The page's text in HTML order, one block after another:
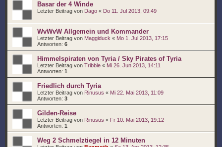
Basar der 4 Winde
Letzter Beitrag von Dago « Do 11. Jul 2013, 09:49
WvWvW Allgemein und Kommander
Letzter Beitrag von Maggiduck « Mo 1. Jul 2013, 17:15
Antworten: 6
Himmelspiraten von Tyria / Sky Pirates of Tyria
Letzter Beitrag von Tribble « Mi 26. Jun 2013, 14:11
Antworten: 1
Friedlich durch Tyria
Letzter Beitrag von Rinusus « Mi 22. Mai 2013, 11:09
Antworten: 3
Gilden-Reise
Letzter Beitrag von Rinusus « Fr 10. Mai 2013, 19:12
Antworten: 1
Weg 2 Schmelztiegel in 12 Minuten